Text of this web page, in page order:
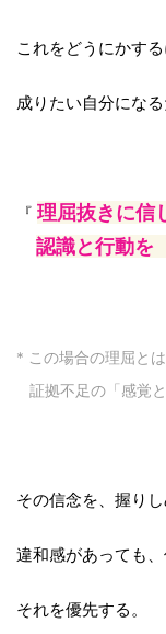
これをどうにかす
成りたい自分にな
『 理屈抜きに信
認識と行動を
* この場合の理屈とは
証拠不足の「感覚と
その信念を、握りし
違和感があっても、
それを優先する。